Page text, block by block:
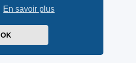
En savoir plus
OK